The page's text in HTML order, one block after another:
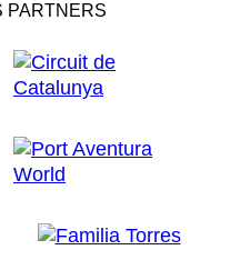
PARTNERS